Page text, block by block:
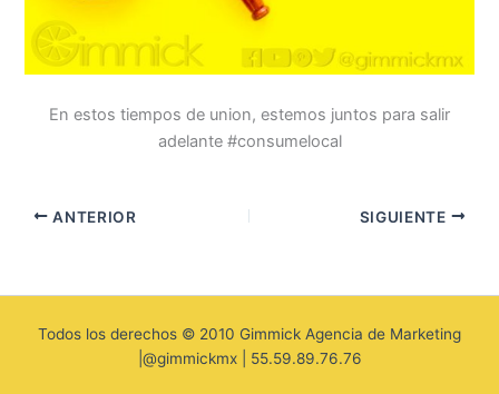
En estos tiempos de union, estemos juntos para salir
adelante #consumelocal
ANTERIOR SIGUIENTE
Todos los derechos © 2010 Gimmick Agencia de Marketing
|@gimmickmx | 55.59.89.76.76